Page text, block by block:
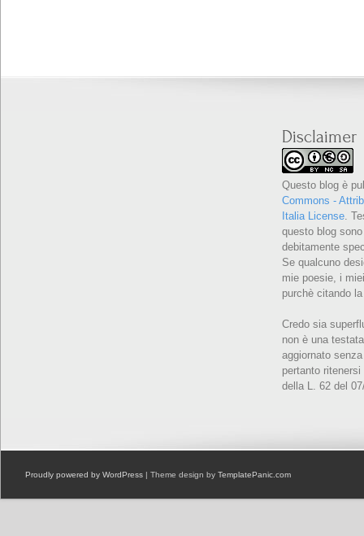
Disclaimer
Questo blog è
Commons -
Italia License.
questo blog
debitamente
Se qualcuno
mie poesie, i
purchè citando
Credo sia
non è una
aggiornato
pertanto
della L. 62 del
Proudly powered by WordPress | Theme design by TemplatePanic.com